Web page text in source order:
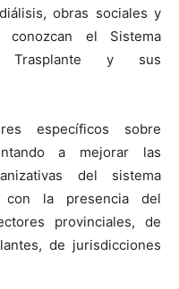
obras sociales y
el Sistema
Trasplante y sus
específicos sobre
a mejorar las
del sistema
con la presencia del
provinciales, de
de jurisdicciones